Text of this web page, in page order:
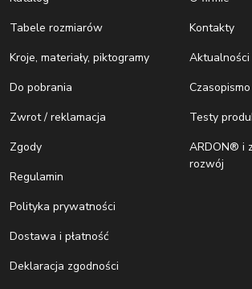
Tabele rozmiarów
Kroje, materiały, piktogramy
Do pobrania
Zwrot / reklamacja
Zgody
Regulamin
Polityka prywatności
Dostawa i płatność
Deklaracja zgodności
Kontakty
Aktualności
Czasopismo
Testy
ARDON® i
rozwój